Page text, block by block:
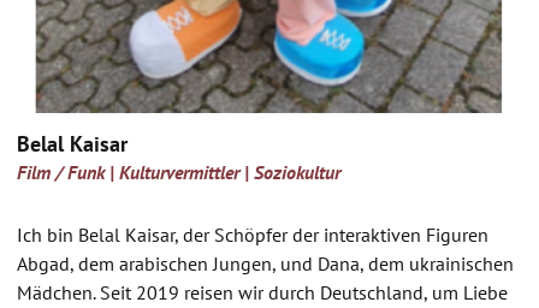
Belal Kaisar
Film / Funk | Kulturvermittler | Soziokultur
Ich bin Belal Kaisar, der Schöpfer der interaktiven Figuren
Abgad, dem arabischen Jungen, und Dana, dem ukrainischen
Mädchen. Seit 2019 reisen wir durch Deutschland, um Liebe